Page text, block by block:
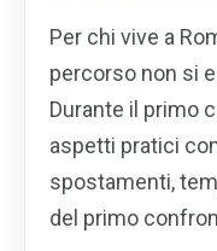
Per chi vive a
percorso non si
Durante il primo
aspetti pratici
spostamenti,
del primo